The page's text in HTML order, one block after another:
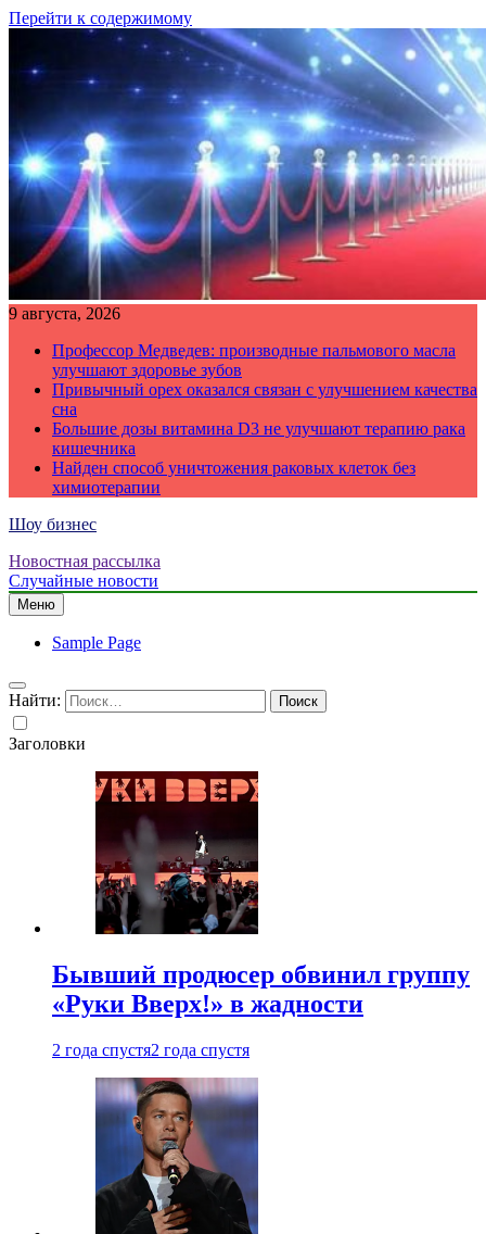
Перейти к содержимому
9 августа, 2026
Профессор Медведев: производные пальмового масла
улучшают здоровье зубов
Привычный орех оказался связан с улучшением качества
сна
Большие дозы витамина D3 не улучшают терапию рака
кишечника
Найден способ уничтожения раковых клеток без
химиотерапии
Шоу бизнес
Новостная рассылка
Случайные новости
Меню
Sample Page
Найти:
Заголовки
Бывший продюсер обвинил группу
«Руки Вверх!» в жадности
2 года спустя2 года спустя